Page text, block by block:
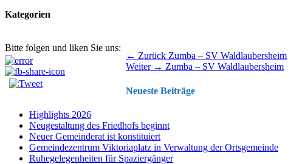
Kategorien
Bitte folgen und liken Sie uns:
Beitragsnavigation ← Zurück Vorhergehender
Beitrag:
Zumba – SV Waldlaubersheim
Weiter → Nächster
Zumba – SV Waldlaubersheim
Neueste Beiträge
Highlights 2026
Neugestaltung des Friedhofs beginnt
Neuer Gemeinderat ist konstituiert
Gemeindezentrum Viktoriaplatz in Verwaltung der Ortsgemeinde
Ruhegelegenheiten für Spaziergänger